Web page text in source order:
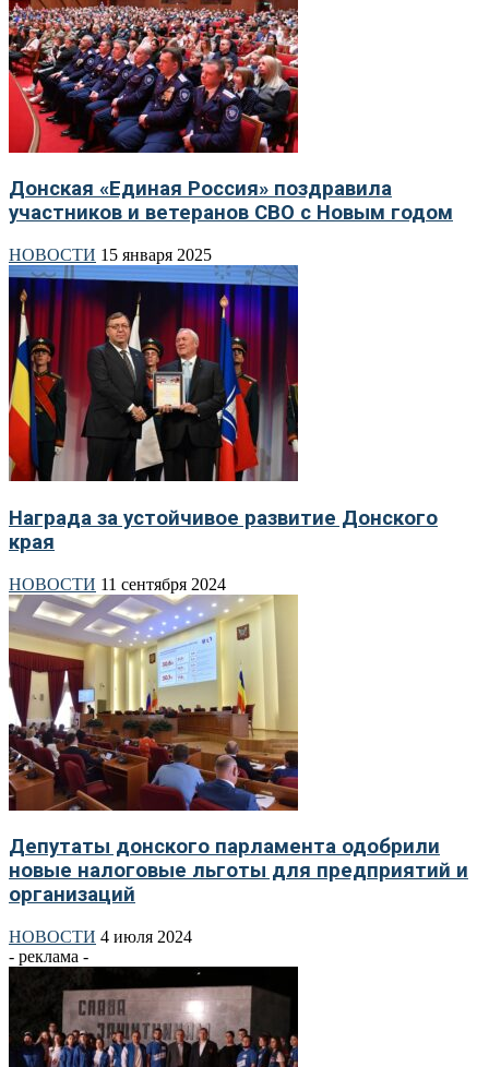
Донская «Единая Россия» поздравила
участников и ветеранов СВО с Новым годом
НОВОСТИ 15 января 2025
Награда за устойчивое развитие Донского
края
НОВОСТИ 11 сентября 2024
Депутаты донского парламента одобрили
новые налоговые льготы для предприятий и
организаций
НОВОСТИ 4 июля 2024
- реклама -